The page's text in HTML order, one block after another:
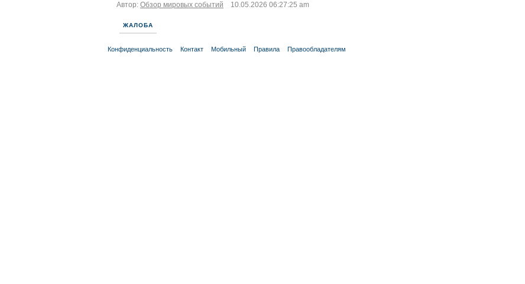
Автор: Обзор мировых событий 10.05.2026 06:27:25 am
ЖАЛОБА
Конфиденциальность Контакт Мобильный Правила Правообладателям